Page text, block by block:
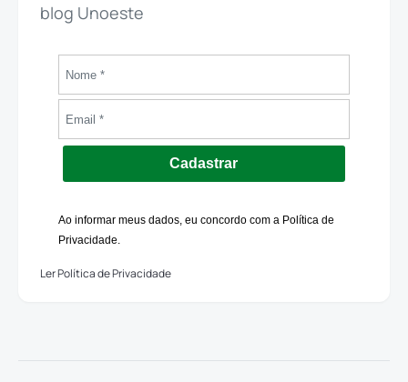
blog Unoeste
Cadastrar
Ao informar meus dados, eu concordo com a Política de
Privacidade.
Ler Política de Privacidade